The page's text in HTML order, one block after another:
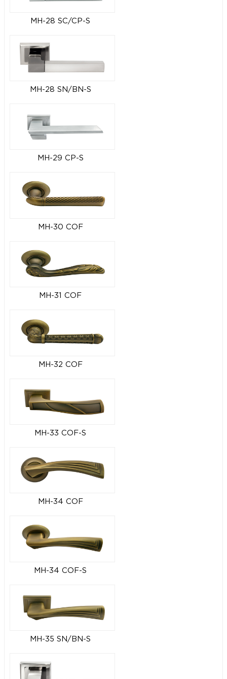
MH-28 SC/CP-S
MH-28 SN/BN-S
MH-29 CP-S
MH-30 COF
MH-31 COF
MH-32 COF
MH-33 COF-S
MH-34 COF
MH-34 COF-S
MH-35 SN/BN-S